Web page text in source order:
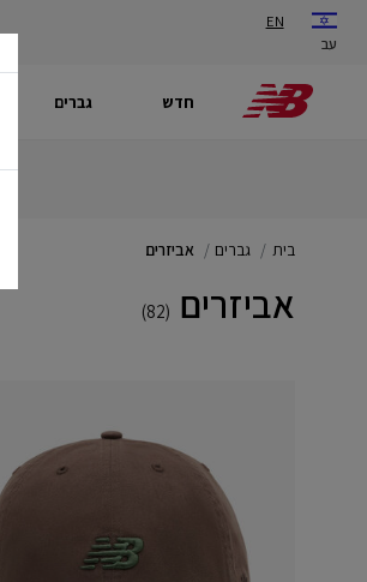
עב
EN
חדש גברים
בית גברים אביזרים
אביזרים (82)